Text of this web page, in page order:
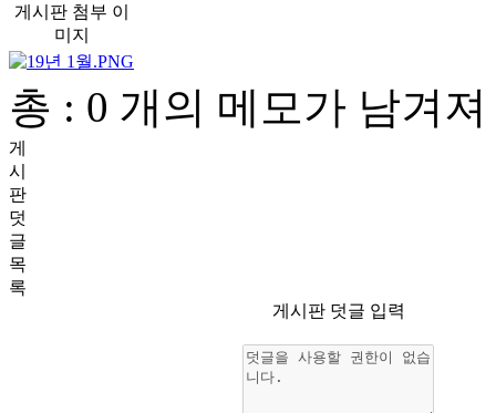
게시판 첨부 이
미지
총 : 0 개의 메모가 남겨
게
시
판
덧
글
목
록
게시판 덧글 입력